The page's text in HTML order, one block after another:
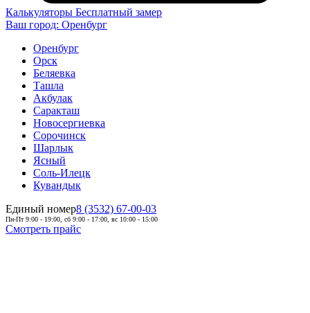
Калькуляторы Бесплатный замер
Ваш город: Оренбург
Оренбург
Орск
Беляевка
Ташла
Акбулак
Саракташ
Новосергиевка
Сорочинск
Шарлык
Ясный
Соль-Илецк
Кувандык
Единый номер8 (3532) 67-00-03
Пн-Пт 9:00 - 19:00, сб 9:00 - 17:00, вс 10:00 - 15:00
Смотреть прайс